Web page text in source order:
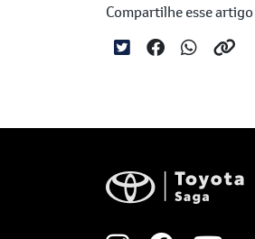
Compartilhe esse